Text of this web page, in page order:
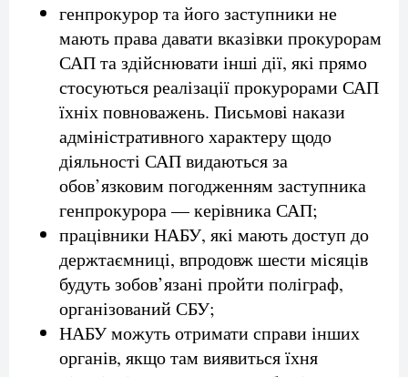
генпрокурор та його заступники не
мають права давати вказівки прокурорам
САП та здійснювати інші дії, які прямо
стосуються реалізації прокурорами САП
їхніх повноважень. Письмові накази
адміністративного характеру щодо
діяльності САП видаються за
обов’язковим погодженням заступника
генпрокурора — керівника САП;
працівники НАБУ, які мають доступ до
держтаємниці, впродовж шести місяців
будуть зобов’язані пройти поліграф,
організований СБУ;
НАБУ можуть отримати справи інших
органів, якщо там виявиться їхня